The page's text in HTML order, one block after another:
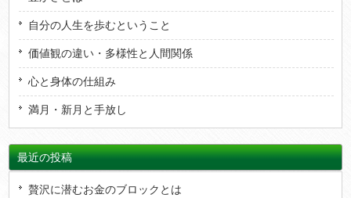
自分の人生を歩むということ
価値観の違い・多様性と人間関係
心と身体の仕組み
満月・新月と手放し
最近の投稿
贅沢に潜むお金のブロックとは